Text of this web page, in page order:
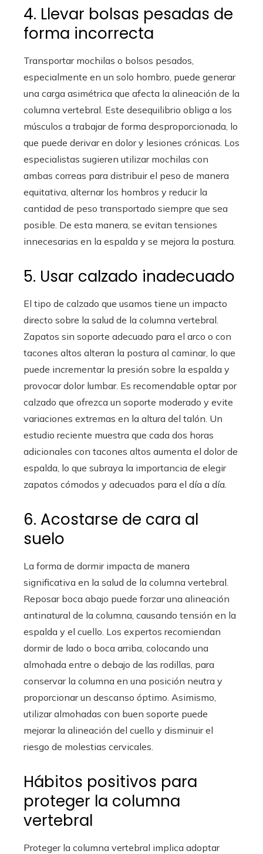
4. Llevar bolsas pesadas de
forma incorrecta
Transportar mochilas o bolsos pesados,
especialmente en un solo hombro, puede generar
una carga asimétrica que afecta la alineación de la
columna vertebral. Este desequilibrio obliga a los
músculos a trabajar de forma desproporcionada, lo
que puede derivar en dolor y lesiones crónicas. Los
especialistas sugieren utilizar mochilas con
ambas correas para distribuir el peso de manera
equitativa, alternar los hombros y reducir la
cantidad de peso transportado siempre que sea
posible. De esta manera, se evitan tensiones
innecesarias en la espalda y se mejora la postura.
5. Usar calzado inadecuado
El tipo de calzado que usamos tiene un impacto
directo sobre la salud de la columna vertebral.
Zapatos sin soporte adecuado para el arco o con
tacones altos alteran la postura al caminar, lo que
puede incrementar la presión sobre la espalda y
provocar dolor lumbar. Es recomendable optar por
calzado que ofrezca un soporte moderado y evite
variaciones extremas en la altura del talón. Un
estudio reciente muestra que cada dos horas
adicionales con tacones altos aumenta el dolor de
espalda, lo que subraya la importancia de elegir
zapatos cómodos y adecuados para el día a día.
6. Acostarse de cara al
suelo
La forma de dormir impacta de manera
significativa en la salud de la columna vertebral.
Reposar boca abajo puede forzar una alineación
antinatural de la columna, causando tensión en la
espalda y el cuello. Los expertos recomiendan
dormir de lado o boca arriba, colocando una
almohada entre o debajo de las rodillas, para
conservar la columna en una posición neutra y
proporcionar un descanso óptimo. Asimismo,
utilizar almohadas con buen soporte puede
mejorar la alineación del cuello y disminuir el
riesgo de molestias cervicales.
Hábitos positivos para
proteger la columna
vertebral
Proteger la columna vertebral implica adoptar